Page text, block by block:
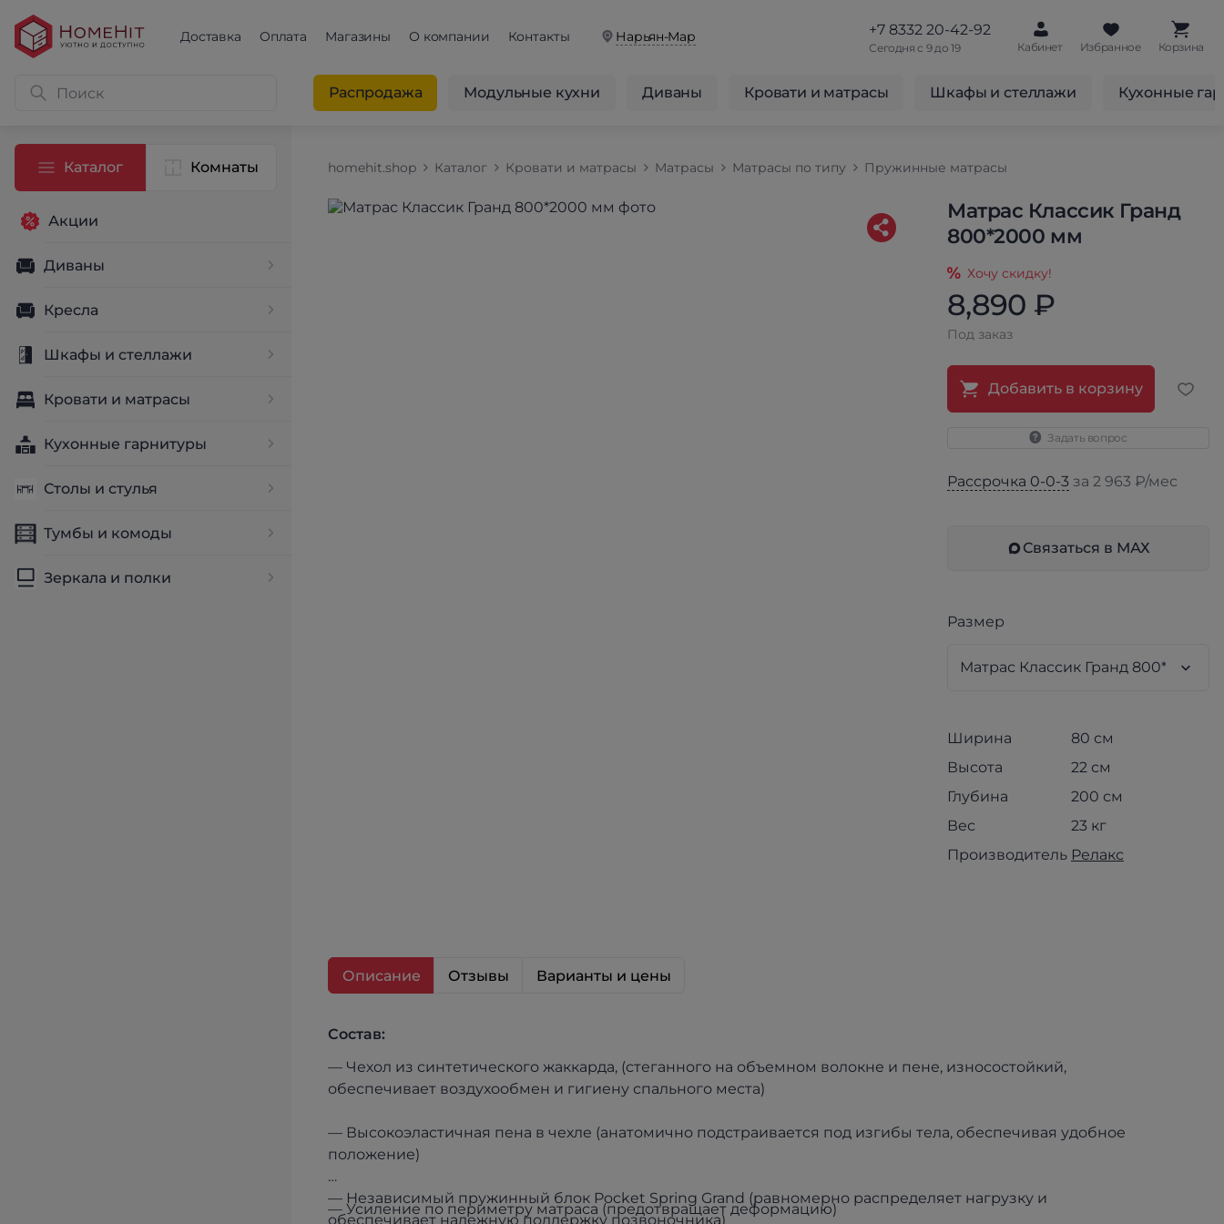
Доставка Оплата Магазины О компании Контакты Нарьян-Мар +7 8332 20-42-92
Сегодня с 9 до 19 Кабинет Избранное Корзина
Распродажа Модульные кухни Диваны Кровати и матрасы Шкафы и стеллажи Кухонные
Каталог Комнаты
Акции
Диваны
Кресла
Шкафы и стеллажи
Кровати и матрасы
Кухонные гарнитуры
Столы и стулья
Тумбы и комоды
Зеркала и полки
homehit.shop Каталог Кровати и матрасы Матрасы Матрасы по типу Пружинные матрасы
Матрас Классик Гранд
800*2000 мм
Хочу скидку!
8,890 ₽
Под заказ
Добавить в корзину
Задать вопрос
Рассрочка 0-0-3 за 2 963 ₽/мес
Связаться в МАХ
Размер
Ширина
80 см
Высота
22 см
Глубина
200 см
Вес
23 кг
Производитель Релакс
Описание Отзывы Варианты и цены
Состав:
— Чехол из синтетического жаккарда, (стеганного на объемном волокне и пене, износостойкий,
обеспечивает воздухообмен и гигиену спального места)
— Высокоэластичная пена в чехле (анатомично подстраивается под изгибы тела, обеспечивая удобное
положение)
— Независимый пружинный блок Pocket Spring Grand (равномерно распределяет нагрузку и
обеспечивает надежную поддержку позвоночника)
— Усиление по периметру матраса (предотвращает деформацию)